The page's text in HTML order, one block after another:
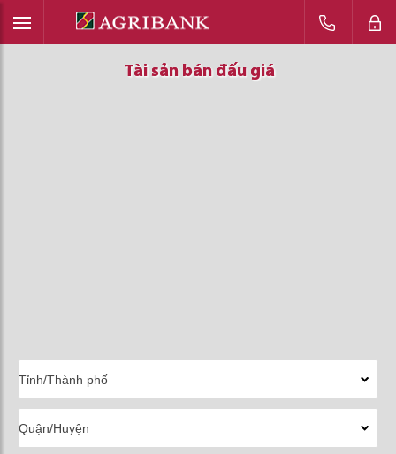
Tài sản bán đấu giá
Tài sản bán đấu giá
Tài sản bán đấu giá